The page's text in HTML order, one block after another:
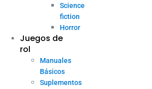
Science
fiction
Horror
Juegos de
rol
Manuales
Básicos
Suplementos